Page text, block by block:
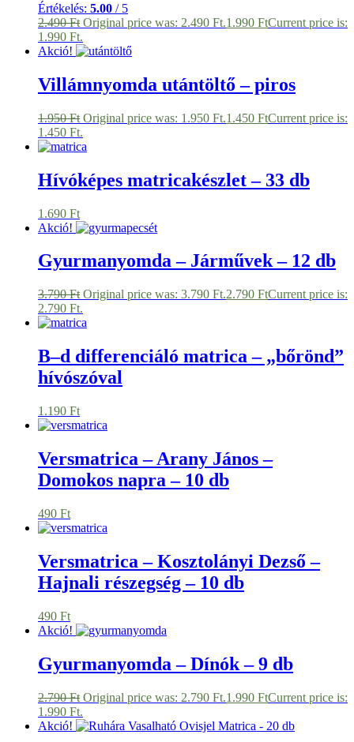
Értékelés: 5.00 / 5
2.490Ft Original price was: 2.490 Ft.1.990 FtCurrent price is:
1.990 Ft.
Akció!
Villámnyomda utántöltő – piros
1.950Ft Original price was: 1.950 Ft.1.450 FtCurrent price is:
1.450 Ft.
Hívóképes matricakészlet – 33 db
1.690 Ft
Akció!
Gyurmanyomda – Járművek – 12 db
3.790Ft Original price was: 3.790 Ft.2.790 FtCurrent price is:
2.790 Ft.
B–d differenciáló matrica – „bőrönd”
hívószóval
1.190 Ft
Versmatrica – Arany János –
Domokos napra – 10 db
490 Ft
Versmatrica – Kosztolányi Dezső –
Hajnali részegség – 10 db
490 Ft
Akció!
Gyurmanyomda – Dínók – 9 db
2.790Ft Original price was: 2.790 Ft.1.990 FtCurrent price is:
1.990 Ft.
Akció!